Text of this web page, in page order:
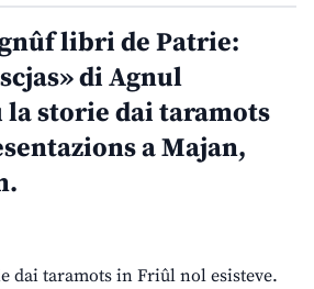
libri de Patrie:
di Agnul
la storie dai taramots
a Majan,
dai taramots in Friûl nol esisteve.